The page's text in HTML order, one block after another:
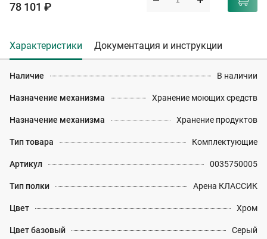
78 101 ₽
Характеристики Документация и инструкции
Наличие В наличии
Назначение механизма Хранение моющих средств
Назначение механизма Хранение продуктов
Тип товара Комплектующие
Артикул 0035750005
Тип полки Арена КЛАССИК
Цвет Хром
Цвет базовый Серый